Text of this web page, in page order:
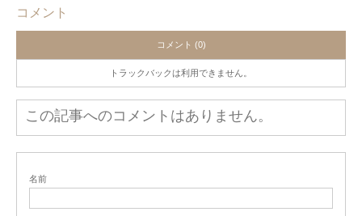
コメント
コメント (0)
トラックバックは利用できません。
この記事へのコメントはありません。
名前